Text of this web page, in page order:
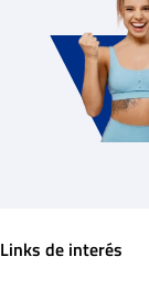
Links de interés